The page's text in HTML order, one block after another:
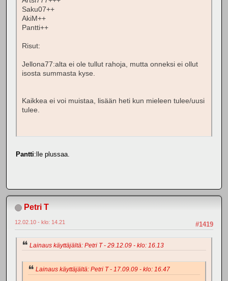
Saku07++
AkiM++
Pantti++
Risut:
Jellona77:alta ei ole tullut rahoja, mutta onneksi ei ollut
isosta summasta kyse.
Kaikkea ei voi muistaa, lisään heti kun mieleen tulee/uusi
tulee.
Pantti:lle plussaa.
Petri T
#1419
12.02.10 - klo: 14.21
Lainaus käyttäjältä: Petri T - 29.12.09 - klo: 16.13
Lainaus käyttäjältä: Petri T - 17.09.09 - klo: 16.47